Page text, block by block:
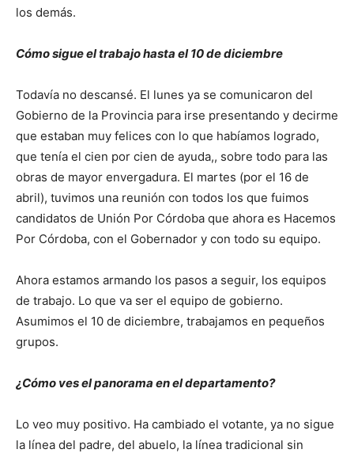
los demás.
Cómo sigue el trabajo hasta el 10 de diciembre
Todavía no descansé. El lunes ya se comunicaron del
Gobierno de la Provincia para irse presentando y decirme
que estaban muy felices con lo que habíamos logrado,
que tenía el cien por cien de ayuda,, sobre todo para las
obras de mayor envergadura. El martes (por el 16 de
abril), tuvimos una reunión con todos los que fuimos
candidatos de Unión Por Córdoba que ahora es Hacemos
Por Córdoba, con el Gobernador y con todo su equipo.
Ahora estamos armando los pasos a seguir, los equipos
de trabajo. Lo que va ser el equipo de gobierno.
Asumimos el 10 de diciembre, trabajamos en pequeños
grupos.
¿Cómo ves el panorama en el departamento?
Lo veo muy positivo. Ha cambiado el votante, ya no sigue
la línea del padre, del abuelo, la línea tradicional sin